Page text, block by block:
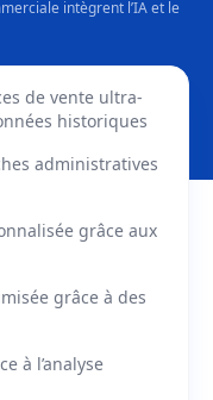
intègrent l’IA et le
de vente ultra-
historiques
administratives
grâce aux
grâce à des
à l’analyse